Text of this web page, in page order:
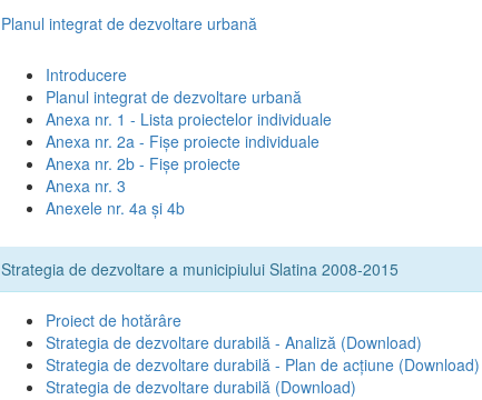
Planul integrat de dezvoltare urbană
Introducere
Planul integrat de dezvoltare urbană
Anexa nr. 1 - Lista proiectelor individuale
Anexa nr. 2a - Fișe proiecte individuale
Anexa nr. 2b - Fișe proiecte
Anexa nr. 3
Anexele nr. 4a și 4b
Strategia de dezvoltare a municipiului Slatina 2008-2015
Proiect de hotărâre
Strategia de dezvoltare durabilă - Analiză (Download)
Strategia de dezvoltare durabilă - Plan de acțiune (Download)
Strategia de dezvoltare durabilă (Download)